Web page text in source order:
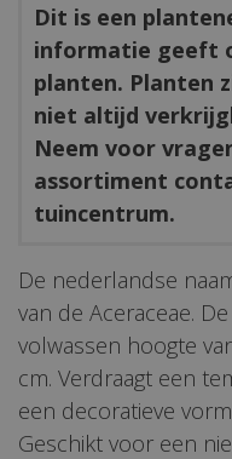
Dit is een
informatie geeft
planten. Planten
niet altijd
Neem voor
assortiment
tuincentrum.
De nederlandse
van de Aceraceae.
volwassen hoogte
cm. Verdraagt een
een decoratieve
Geschikt voor een